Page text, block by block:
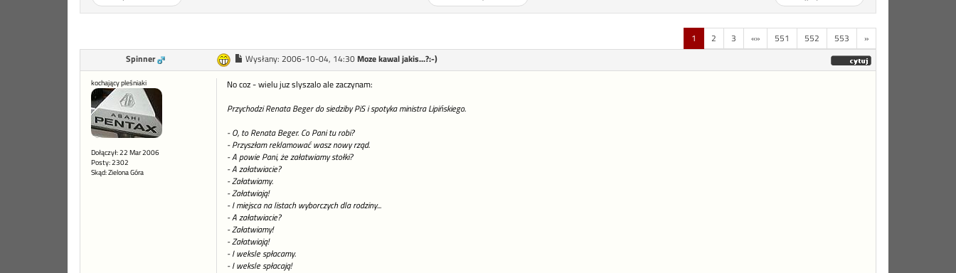
1 2 3 «» 551 552 553 »
Spinner Wysłany: 2006-10-04, 14:30 Moze kawal jakis...?:-)
kochający pleśniaki
Dołączył: 22 Mar 2006
Posty: 2302
Skąd: Zielona Góra
No coz - wielu juz slyszalo ale zaczynam:
Przychodzi Renata Beger do siedziby PiS i spotyka ministra Lipińskiego.
- O, to Renata Beger. Co Pani tu robi?
- Przyszłam reklamować wasz nowy rząd.
- A powie Pani, że załatwiamy stołki?
- A załatwiacie?
- Załatwiamy.
- Załatwiają!
- I miejsca na listach wyborczych dla rodziny...
- A załatwiacie?
- Załatwiamy!
- Załatwiają!
- I weksle spłacamy.
- I weksle spłacają!